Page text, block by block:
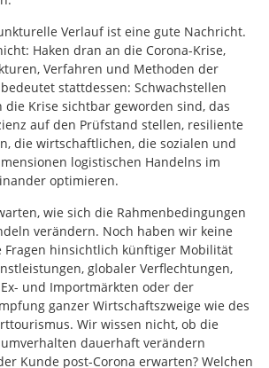
Verlauf ist eine gute Nachricht.
Haken dran an die Corona-Krise,
Verfahren und Methoden der
stattdessen: Schwachstellen
die Krise sichtbar geworden sind, das
auf den Prüfstand stellen, resiliente
die wirtschaftlichen, die sozialen und
logistischen Handelns im
optimieren.
wie sich die Rahmenbedingungen
verändern. Noch haben wir keine
Fragen hinsichtlich künftiger Mobilität
globaler Verflechtungen,
und Importmärkten oder der
ganzer Wirtschaftszweige wie des
Wir wissen nicht, ob die
dauerhaft verändern
Kunde post-Corona erwarten? Welchen